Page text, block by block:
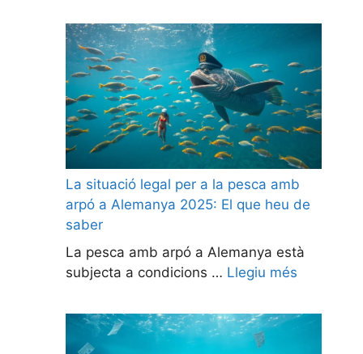
La situació legal per a la pesca amb
arpó a Alemanya 2025: El que heu de
saber
La pesca amb arpó a Alemanya està
subjecta a condicions … Llegiu més